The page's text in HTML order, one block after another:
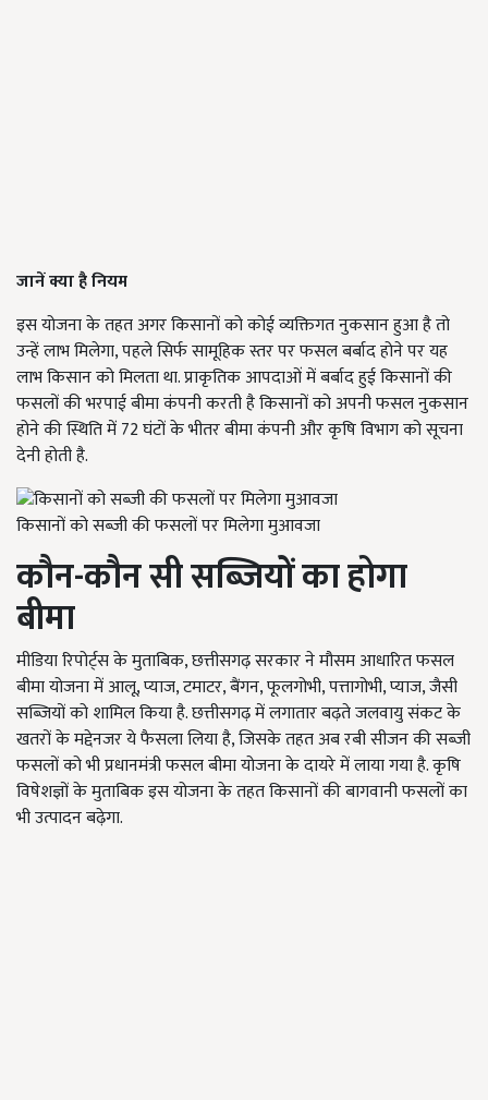
जानें क्या है नियम
इस योजना के तहत अगर किसानों को कोई व्यक्तिगत नुकसान हुआ है तो
उन्हें लाभ मिलेगा,पहले सिर्फ सामूहिक स्तर पर फसल बर्बाद होने पर यह
लाभ किसान को मिलता था. प्राकृतिक आपदाओं में बर्बाद हुई किसानों की
फसलों की भरपाई बीमा कंपनी करती है किसानों को अपनी फसल नुकसान
होने की स्थिति में72घंटों के भीतर बीमा कंपनी और कृषि विभाग को सूचना
देनी होती है.
किसानों को सब्जी की फसलों पर मिलेगा मुआवजा
कौन-कौन सी सब्जियों का होगा
बीमा
मीडिया रिपोर्ट्स के मुताबिक,छत्तीसगढ़ सरकार ने मौसम आधारित फसल
बीमा योजना में आलू,प्याज,टमाटर,बैंगन,फूलगोभी,पत्तागोभी,प्याज,जैसी
सब्जियों को शामिल किया है. छत्तीसगढ़ में लगातार बढ़ते जलवायु संकट के
खतरों के मद्देनजर ये फैसला लिया है,जिसके तहत अब रबी सीजन की सब्जी
फसलों को भी प्रधानमंत्री फसल बीमा योजना के दायरे में लाया गया है. कृषि
विषेशज्ञों के मुताबिक इस योजना के तहत किसानों की बागवानी फसलों का
भी उत्पादन बढ़ेगा.